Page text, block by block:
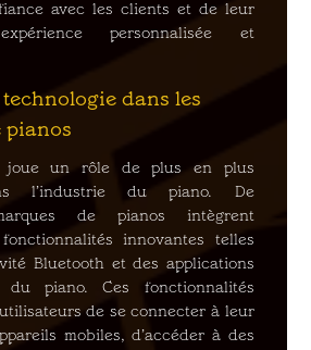
avec les clients et de leur
personnalisée et
dans les
pianos
joue un rôle de plus en plus
l’industrie du piano. De
de pianos intègrent
innovantes telles
Bluetooth et des applications
du piano. Ces fonctionnalités
de se connecter à leur
mobiles, d’accéder à des